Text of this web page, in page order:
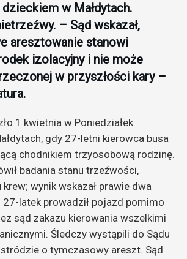
w Małdytach.
– Sąd wskazał,
aresztowanie stanowi
izolacyjny i nie może
w przyszłości kary –
1 kwietnia w Poniedziałek
gdy 27-letni kierowca busa
chodnikiem trzyosobową rodzinę.
badania stanu trzeźwości,
wynik wskazał prawie dwa
27-latek prowadził pojazd pomimo
sąd zakazu kierowania wszelkimi
Śledczy wystąpili do Sądu
o tymczasowy areszt. Sąd